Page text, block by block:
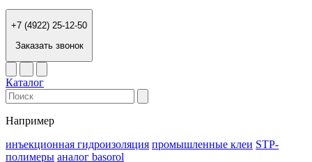
+7 (4922) 25-12-50
Заказать звонок
Каталог
Например
инъекционная гидроизоляция промышленные клеи STP-
полимеры аналог basorol